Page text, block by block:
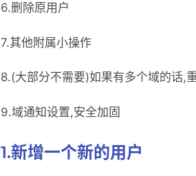
6.删除原用户
7.其他附属小操作
8.(大部分不需要)如果有多个域的话,
9.域通知设置,安全加固
1.新增一个新的用户